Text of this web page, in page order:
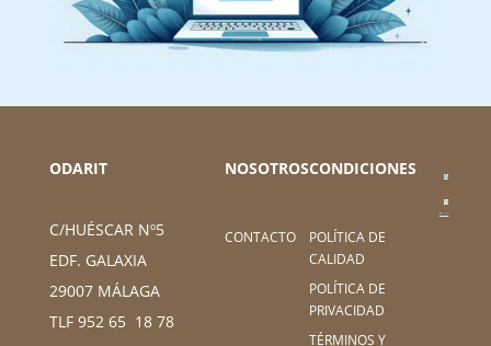
ODARIT
C/HUÉSCAR Nº5
EDF. GALAXIA
29007 MÁLAGA
TLF 952 65 18 78
NOSOTROS
CONTACTO
CONDICIONES
POLÍTICA DE
CALIDAD
POLÍTICA DE
PRIVACIDAD
TÉRMINOS Y